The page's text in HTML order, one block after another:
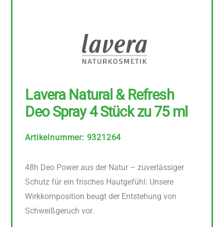
Lavera Natural & Refresh
Deo Spray 4 Stück zu 75 ml
Artikelnummer: 9321264
48h Deo Power aus der Natur – zuverlässiger
Schutz für ein frisches Hautgefühl: Unsere
Wirkkomposition beugt der Entstehung von
Schweißgeruch vor.